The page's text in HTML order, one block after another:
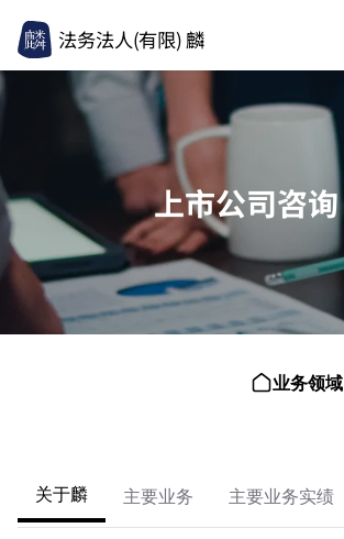
法务法人(有限) 麟
上市公司咨询
业务领域
关于麟 主要业务 主要业务实绩